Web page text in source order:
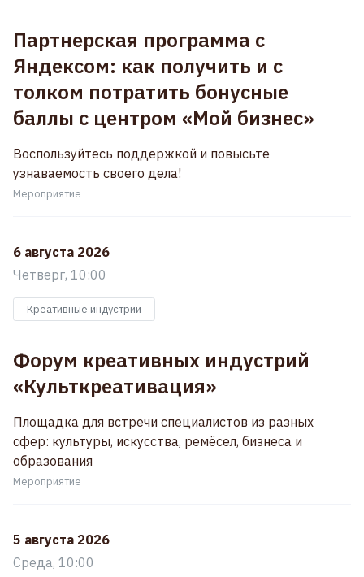
Партнерская программа с
Яндексом: как получить и с
толком потратить бонусные
баллы с центром «Мой бизнес»
Воспользуйтесь поддержкой и повысьте
узнаваемость своего дела!
Мероприятие
6 августа 2026
Четверг, 10:00
Креативные индустрии
Форум креативных индустрий
«Культкреативация»
Площадка для встречи специалистов из разных
сфер: культуры, искусства, ремёсел, бизнеса и
образования
Мероприятие
5 августа 2026
Среда, 10:00